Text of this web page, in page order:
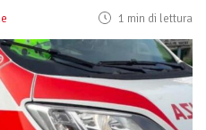
1 min di lettura